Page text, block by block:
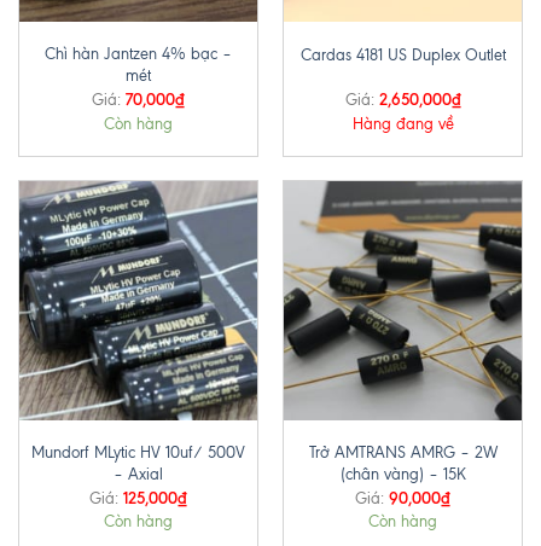
Chì hàn Jantzen 4% bạc –
mét
Giá: 70,000₫
Còn hàng
Cardas 4181 US Duplex Outlet
Giá: 2,650,000₫
Hàng đang về
Mundorf MLytic HV 10uf/ 500V
– Axial
Giá: 125,000₫
Còn hàng
Trở AMTRANS AMRG – 2W
(chân vàng) – 15K
Giá: 90,000₫
Còn hàng